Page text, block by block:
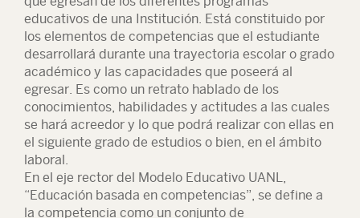
educativos de una Institución. Está constituido por
los elementos de competencias que el estudiante
desarrollará durante una trayectoria escolar o grado
académico y las capacidades que poseerá al
egresar. Es como un retrato hablado de los
conocimientos, habilidades y actitudes a las cuales
se hará acreedor y lo que podrá realizar con ellas en
el siguiente grado de estudios o bien, en el ámbito
laboral.
En el eje rector del Modelo Educativo UANL,
“Educación basada en competencias”, se define a
la competencia como un conjunto de